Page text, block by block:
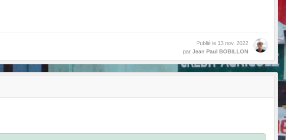
Publié le 13 nov. 2022
par Jean Paul BOBILLON